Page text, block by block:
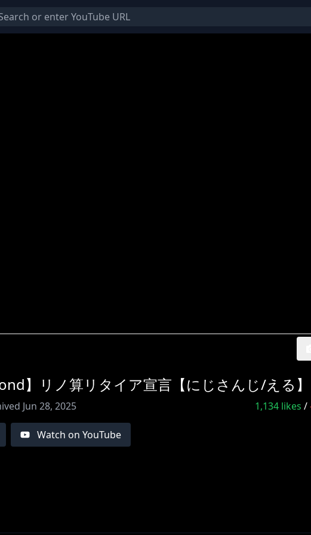
】リノ算リタイア宣言【にじさんじ/える】
Jun 28, 2025 1,134 likes /
Watch on YouTube